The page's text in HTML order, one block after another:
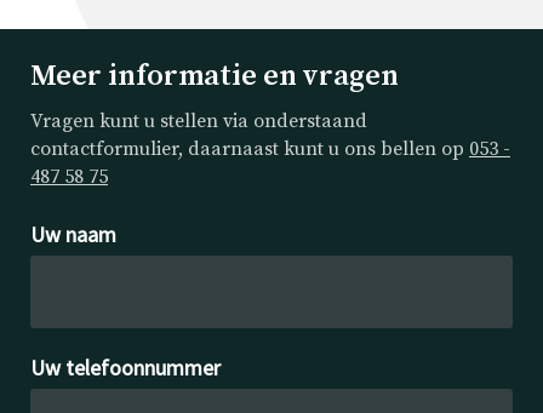
Uw behandeling
Werken en leren
Over
Deutsch
Meer informatie en vragen
Vragen kunt u stellen via onderstaand
contactformulier, daarnaast kunt u ons bellen op 053 -
487 58 75
Uw naam
Uw telefoonnummer